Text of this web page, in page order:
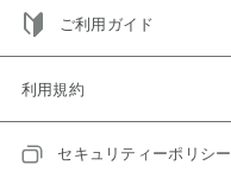
ご利用ガイド
利用規約
セキュリティーポリシー